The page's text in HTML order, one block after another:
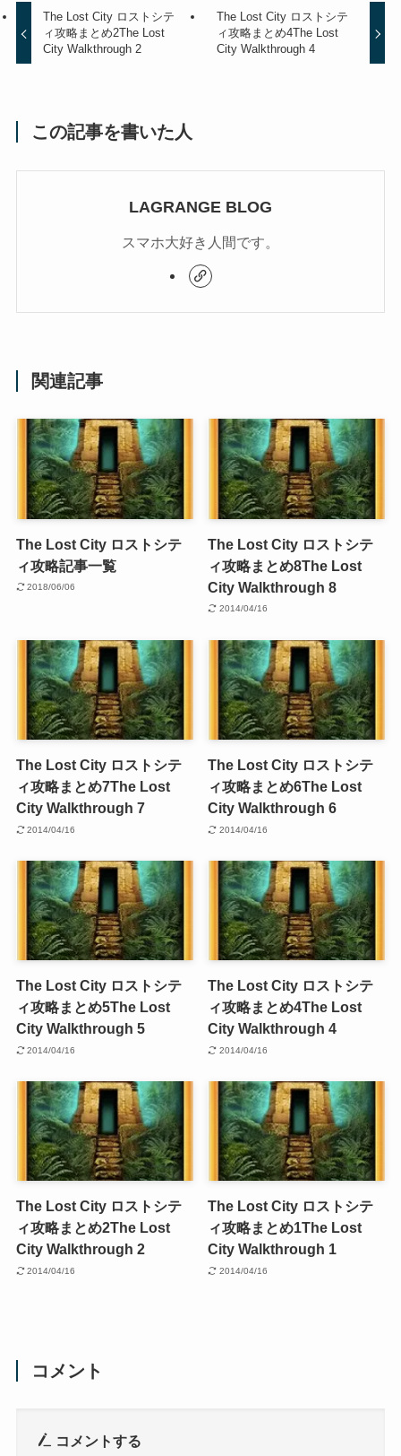
The Lost City ロストシテ
ィ攻略まとめ2The Lost
City Walkthrough 2
The Lost City ロストシテ
ィ攻略まとめ4The Lost
City Walkthrough 4
この記事を書いた人
LAGRANGE BLOG
スマホ大好き人間です。
関連記事
The Lost City ロストシテ
ィ攻略記事一覧
2018/06/06
The Lost City ロストシテ
ィ攻略まとめ8The Lost
City Walkthrough 8
2014/04/16
The Lost City ロストシテ
ィ攻略まとめ7The Lost
City Walkthrough 7
2014/04/16
The Lost City ロストシテ
ィ攻略まとめ6The Lost
City Walkthrough 6
2014/04/16
The Lost City ロストシテ
ィ攻略まとめ5The Lost
City Walkthrough 5
2014/04/16
The Lost City ロストシテ
ィ攻略まとめ4The Lost
City Walkthrough 4
2014/04/16
The Lost City ロストシテ
ィ攻略まとめ2The Lost
City Walkthrough 2
2014/04/16
The Lost City ロストシテ
ィ攻略まとめ1The Lost
City Walkthrough 1
2014/04/16
コメント
コメントする